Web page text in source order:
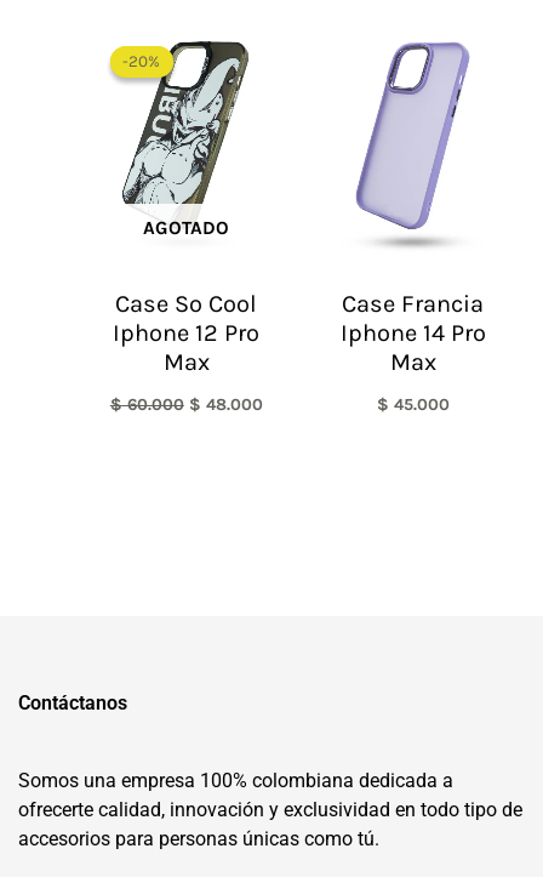
-20%
AGOTADO
-20%
Case So Cool
Iphone 12 Pro
Max
$60.000
precio
original
era:
$ 60.000.
$ 48.000
Case Francia
Iphone 14 Pro
Max
$ 45.000
Contáctanos
Somos una empresa 100% colombiana dedicada a
ofrecerte calidad, innovación y exclusividad en todo tipo de
accesorios para personas únicas como tú.